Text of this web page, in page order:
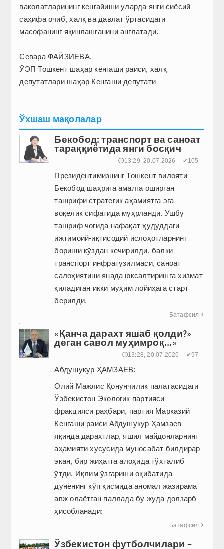
ваколатларининг кенгайиши уларда янги сиёсий
саҳифа очиб, халқ ва давлат ўртасидаги
масофанинг яқинлашганини англатади.
Севара ФАЙЗИЕВА,
ЎЭП Тошкент шаҳар кенгаши раиси, халқ
депутатлари шаҳар Кенгаши депутати
Ўхшаш мақолалар
Бекобод: транспорт ва саноат
тараққиётида янги босқич
🕔13:29, 20.07.2026 ✔105
Президентимизнинг Тошкент вилояти
Бекобод шаҳрига амалга оширган
ташрифи стратегик аҳамиятга эга
воқелик сифатида муҳрланди. Ушбу
ташриф чоғида нафақат ҳудуддаги
ижтимоий-иқтисодий ислоҳотларнинг
бориши кўздан кечирилди, балки
транспорт инфратузилмаси, саноат
салоҳиятини янада юксалтиришга хизмат
қиладиган икки муҳим лойиҳага старт
берилди.
Батафсил 
«Қанча дарахт яшаб қолди?»
деган савол муҳимроқ...»
🕔13:28, 20.07.2026 ✔97
Абдушукур ҲАМЗАЕВ:
Олий Мажлис Қонунчилик палатасидаги
Ўзбекистон Экологик партияси
фракцияси раҳбари, партия Марказий
Кенгаши раиси Абдушукур Ҳамзаев
яқинда дарахтлар, яшил майдонларнинг
аҳамияти хусусида муносабат билдирар
экан, бир жиҳатга алоҳида тўхталиб
ўтди. Иқлим ўзгариши оқибатида
дунёнинг кўп қисмида аномал жазирама
авж олаётган паллада бу жуда долзарб
ҳисобланади:
Батафсил 
Ўзбекистон футболчилари –